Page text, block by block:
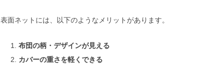
表面ネットには、以下のようなメリットがあります。
布団の柄・デザインが見える
カバーの重さを軽くできる